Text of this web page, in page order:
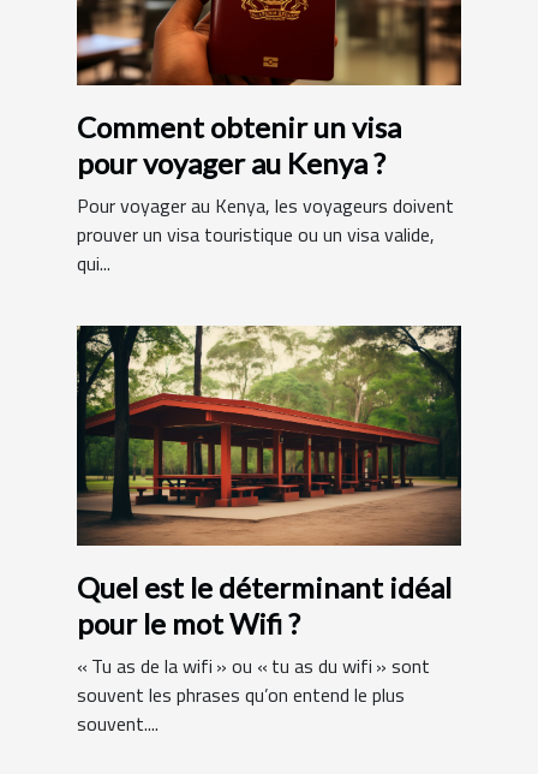
Comment obtenir un visa
pour voyager au Kenya ?
Pour voyager au Kenya, les voyageurs doivent
prouver un visa touristique ou un visa valide,
qui...
Quel est le déterminant idéal
pour le mot Wifi ?
« Tu as de la wifi » ou « tu as du wifi » sont
souvent les phrases qu’on entend le plus
souvent....